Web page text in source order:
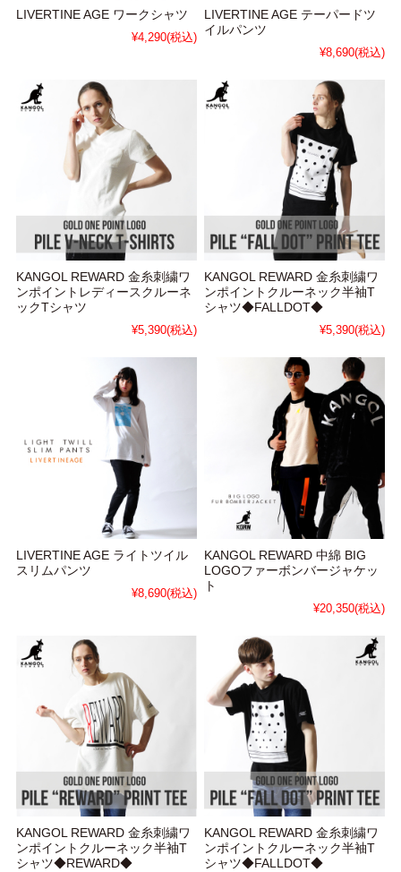
LIVERTINE AGE ワークシャツ
¥4,290(税込)
LIVERTINE AGE テーパードツ
イルパンツ
¥8,690(税込)
KANGOL REWARD 金糸刺繍ワ
ンポイントレディースクルーネ
ックTシャツ
¥5,390(税込)
KANGOL REWARD 金糸刺繍ワ
ンポイントクルーネック半袖T
シャツ◆FALLDOT◆
¥5,390(税込)
LIVERTINE AGE ライトツイル
スリムパンツ
¥8,690(税込)
KANGOL REWARD 中綿 BIG
LOGOファーボンバージャケッ
ト
¥20,350(税込)
KANGOL REWARD 金糸刺繍ワ
ンポイントクルーネック半袖T
シャツ◆REWARD◆
KANGOL REWARD 金糸刺繍ワ
ンポイントクルーネック半袖T
シャツ◆FALLDOT◆